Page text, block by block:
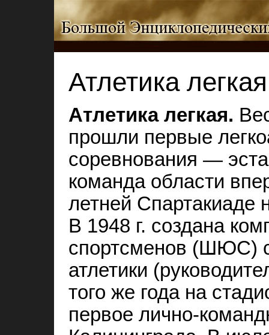
Атлетика легкая
Атлетика легкая.
прошли первые
соревнования —
команда области
летней
В 1948 г. создана
спортсменов (ШЮС)
атлетики
того же года на
первое лично-